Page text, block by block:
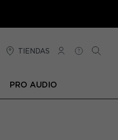
TIENDAS
CONEXIÓN
AYUDA
PRO AUDIO